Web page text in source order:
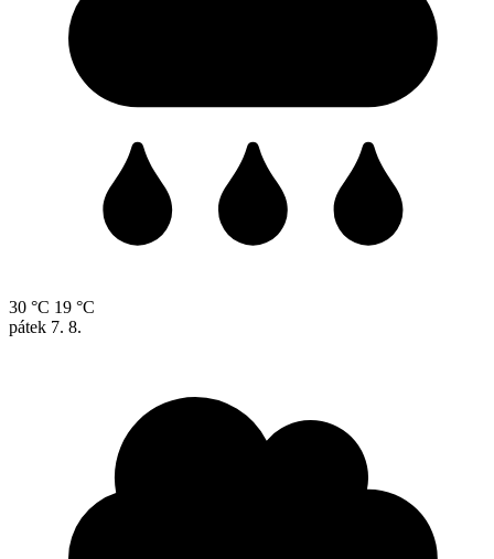
30 °C 19 °C
pátek 7. 8.